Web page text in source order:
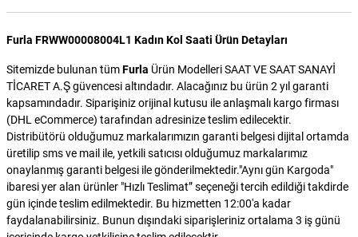
Furla FRWW00008004L1 Kadın Kol Saati Ürün Detayları
Sitemizde bulunan tümFurla Ürün Modelleri SAAT VE SAAT SANAYİ
TİCARET A.Ş güvencesi altındadır. Alacağınız bu ürün 2 yıl garanti
kapsamındadır. Siparişiniz orijinal kutusu ile anlaşmalı kargo firması
(DHL eCommerce) tarafından adresinize teslim edilecektir.
Distribütörü olduğumuz markalarımızın garanti belgesi dijital ortamda
üretilip sms ve mail ile, yetkili satıcısı olduğumuz markalarımız
onaylanmış garanti belgesi ile gönderilmektedir."Aynı gün Kargoda"
ibaresi yer alan ürünler "Hızlı Teslimat” seçeneği tercih edildiği takdirde
gün içinde teslim edilmektedir. Bu hizmetten 12:00'a kadar
faydalanabilirsiniz. Bunun dışındaki siparişleriniz ortalama 3 iş günü